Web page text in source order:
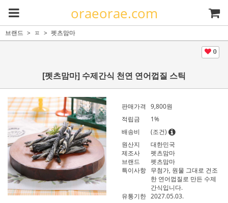
oraeorae.com
브랜드 ㅍ 펫츠맘마
0
[펫츠맘마] 수제간식 천연 연어껍질 스틱
판매가격 9,800원
적립금
1%
배송비
(조건)
원산지
대한민국
제조사
펫츠맘마
브랜드
펫츠맘마
특이사항 무첨가, 원물 그대로 건조
한 연어껍질로 만든 수제
간식입니다.
유통기한 2027.05.03.